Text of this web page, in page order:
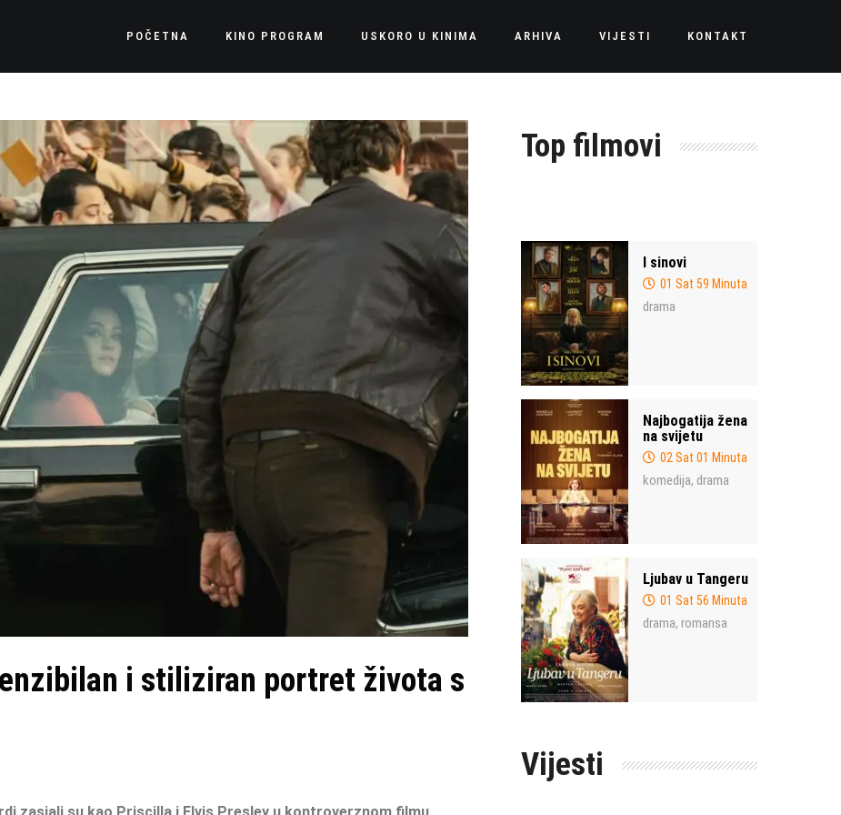
POČETNA KINO PROGRAM USKORO U KINIMA ARHIVA VIJESTI KONTAKT
i stiliziran portret života s
Top filmovi
I sinovi
01 Sat 59 Minuta
drama
Najbogatija žena
na svijetu
02 Sat 01 Minuta
komedija, drama
Ljubav u Tangeru
01 Sat 56 Minuta
drama, romansa
Vijesti